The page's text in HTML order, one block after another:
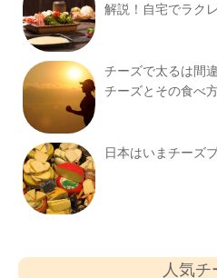
解説！自宅でラク
チーズで太るは間
チーズとその食べ
日本はいまチーズ
人気チ